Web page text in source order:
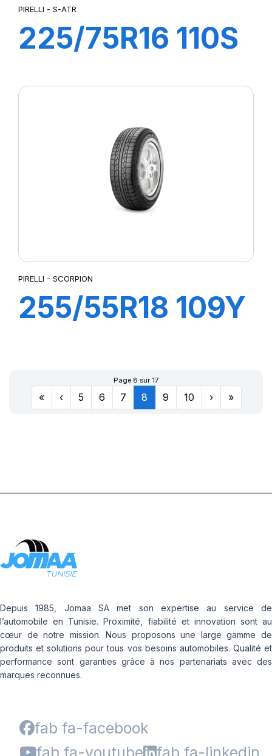
PIRELLI - S-ATR
225/75R16 110S
PIRELLI - SCORPION
255/55R18 109Y
Page 8 sur 17
« ‹ 5 6 7 8 9 10 › »
Depuis 1985, Jomaa SA met son expertise au service de
l’automobile en Tunisie. Proximité, fiabilité et innovation sont au
cœur de notre mission. Nous proposons une large gamme de
produits et solutions pour tous vos besoins automobiles. Qualité et
performance sont garanties grâce à nos partenariats avec des
marques reconnues.
fab fa-facebook
fab fa-youtube
fab fa-linkedin